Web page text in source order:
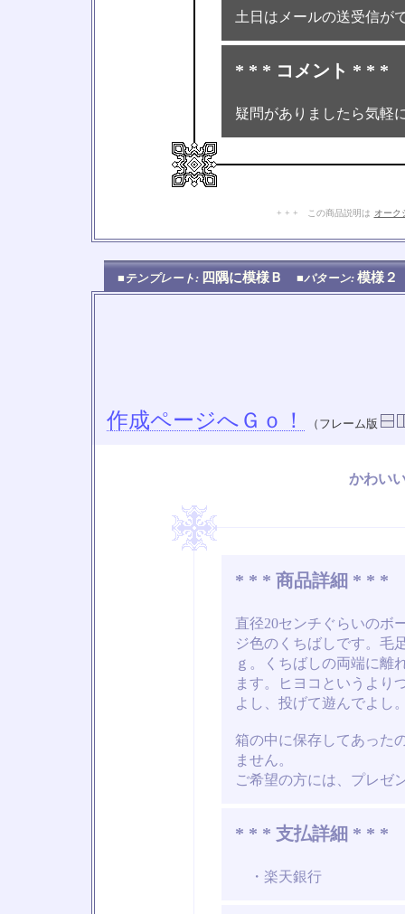
土日はメールの送受信が
* * * コメント * * *
疑問がありましたら気軽
+ + + この商品説明は オーク
■テンプレート: 四隅に模様Ｂ ■パターン: 模様
作成ページへＧｏ！ （フレーム版
かわい
* * * 商品詳細 * * *
直径20センチぐらいのボ
ジ色のくちばしです。毛
ｇ。くちばしの両端に離
ます。ヒヨコというより
よし、投げて遊んでよし
箱の中に保存してあった
ません。
ご希望の方には、プレゼ
* * * 支払詳細 * * *
・楽天銀行